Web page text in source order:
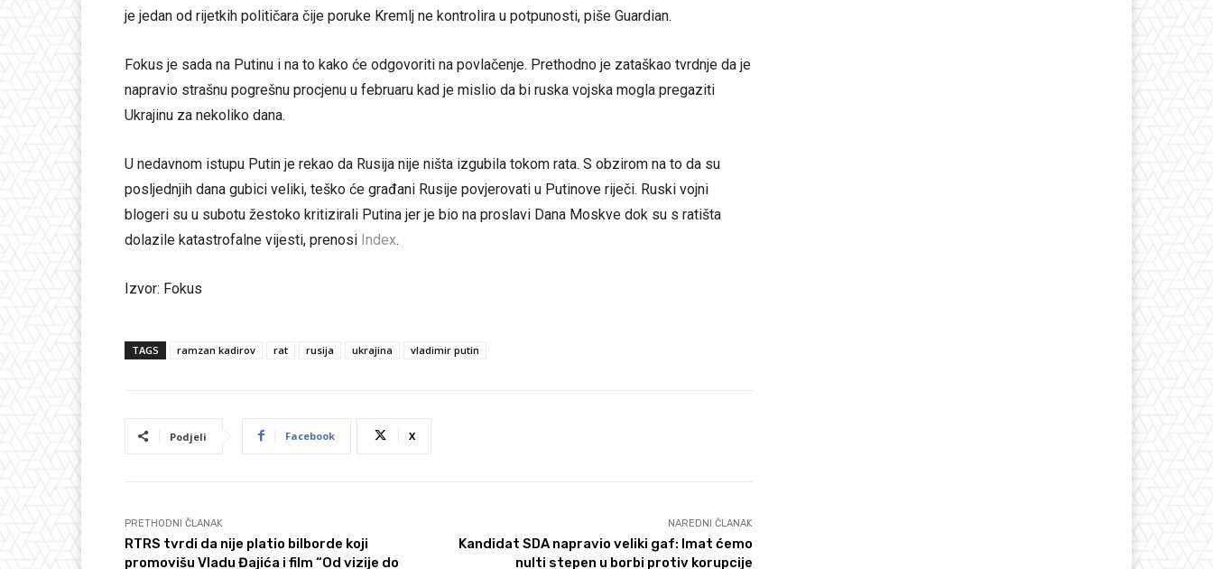
je jedan od rijetkih političara čije poruke Kremlj ne kontrolira u potpunosti, piše Guardian.
Fokus je sada na Putinu i na to kako će odgovoriti na povlačenje. Prethodno je zataškao tvrdnje da je
napravio strašnu pogrešnu procjenu u februaru kad je mislio da bi ruska vojska mogla pregaziti
Ukrajinu za nekoliko dana.
U nedavnom istupu Putin je rekao da Rusija nije ništa izgubila tokom rata. S obzirom na to da su
posljednjih dana gubici veliki, teško će građani Rusije povjerovati u Putinove riječi. Ruski vojni
blogeri su u subotu žestoko kritizirali Putina jer je bio na proslavi Dana Moskve dok su s ratišta
dolazile katastrofalne vijesti, prenosi Index.
Izvor: Fokus
TAGS ramzan kadirov rat rusija ukrajina vladimir putin
Podjeli Facebook X
PRETHODNI ČLANAK
RTRS tvrdi da nije platio bilborde koji
promovišu Vladu Đajića i film “Od vizije do
NAREDNI ČLANAK
Kandidat SDA napravio veliki gaf: Imat ćemo
nulti stepen u borbi protiv korupcije